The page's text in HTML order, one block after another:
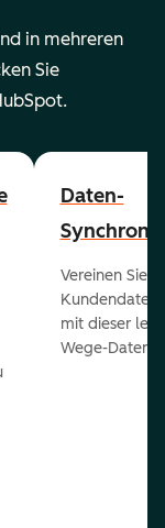
in mehreren
Sie
Daten-
Vereinen Sie
Kundendaten
mit dieser
Wege-Daten-